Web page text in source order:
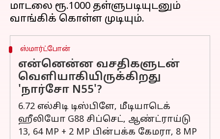
மாடலை ரூ.1000 தள்ளுபடியுடனும்
ஸ்மார்ட்போன்
என்னென்ன வசதிகளுடன்
வெளியாகியிருக்கிறது
'நார்சோ N55'?
6.72 எல்சிடி டிஸ்பிளே, மீடியாடெக்
ஹீலியோ G88 சிப்செட், ஆண்ட்ராய்டு
13, 64 MP + 2 MP பின்பக்க கேமரா, 8 MP